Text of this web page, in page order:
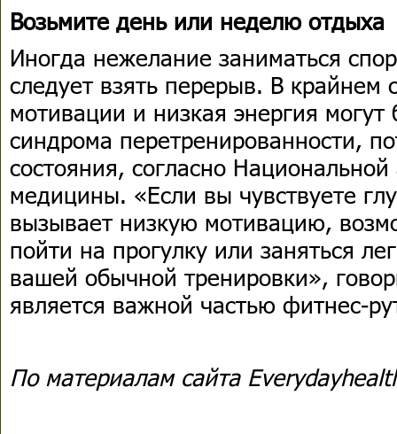
Возьмите день или неделю отдыха
Иногда нежелание заниматься
следует взять перерыв. В крайнем
мотивации и низкая энергия
синдрома перетренированности,
состояния, согласно
медицины. «Если вы чувствуете
вызывает низкую мотивацию,
пойти на прогулку или заняться
вашей обычной тренировки»,
является важной частью фитнес-
По материалам сайта